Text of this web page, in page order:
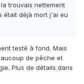
trouvais nettement
était déjà mort j'ai eu
testé à fond. Mais
de pêche et
Plus de détails dans